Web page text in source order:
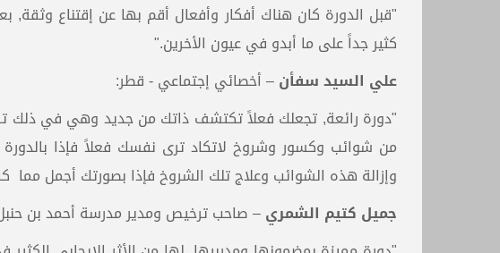
"قبل الدورة كان هناك أفكار وأفعال أقم بها عن إقتناع وثقة,
كثير جداً على ما أبدو في عيون الأخرين."
علي السيد سفأن– أخصائي إجتماعي - قطر:
"دورة رائعة, تجعلك فعلاً تكتشف ذاتك من جديد وهي في ذلك
من شوائب وكسور وشروخ لاتكاد ترى نفسك فعلاً فإذا
وإزالة هذه الشوائب وعلاج تلك الشروخ فإذا بصورتك أجمل مما
جميل كتيم الشمري– صاحب ترخيص ومدير مدرسة أحمد بن